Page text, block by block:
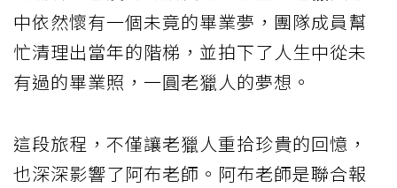
中依然懷有一個未竟的畢業夢，團隊成員幫
忙清理出當年的階梯，並拍下了人生中從未
有過的畢業照，一圓老獵人的夢想。
這段旅程，不僅讓老獵人重拾珍貴的回憶，
也深深影響了阿布老師。阿布老師是聯合報